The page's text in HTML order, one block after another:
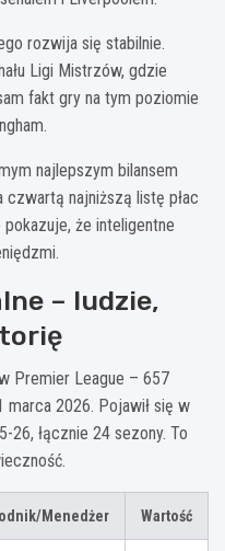
rozwija się stabilnie.
Ligi Mistrzów, gdzie
fakt gry na tym poziomie
najlepszym bilansem
najniższą listę płac
że inteligentne
– ludzie,
Premier League – 657
2026. Pojawił się w
26, łącznie 24 sezony. To
Menedżer Wartość